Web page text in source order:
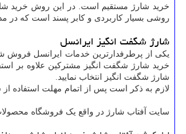
خرید شارژ مستقیم است. در این روش خرید
روشی بسیار کاربردی و کابر پسند است که در
شارژ شگفت انگيز ايرانسل
خرید شارژ شگفت انگیز مشترکین علاوه بر
شارژ شگفت انگیز انتخاب نمایید.
لازم به ذکر است پس از اتمام مهلت استفاده
سایت آفتاب شارژ در واقع یک فروشگاه